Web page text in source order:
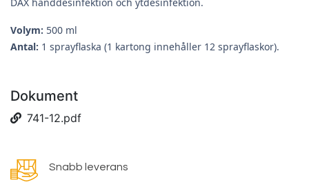
Volym: 500 ml
Antal: 1 sprayflaska (1 kartong innehåller 12 sprayflaskor).
Dokument
741-12.pdf
Snabb leverans